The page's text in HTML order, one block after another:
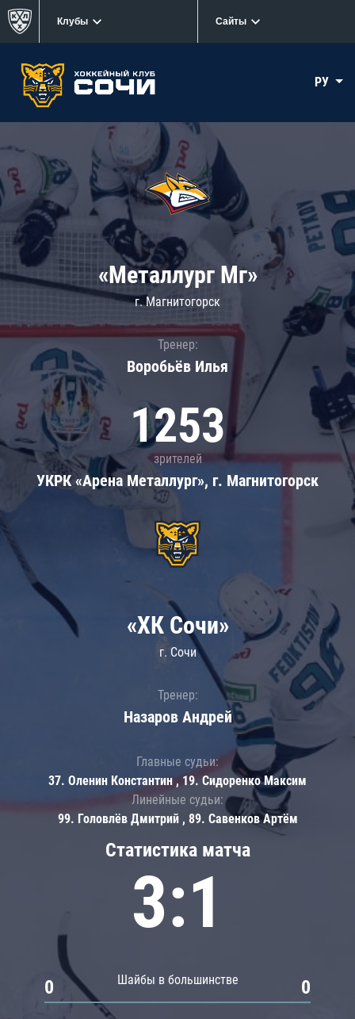
Клубы Сайты
РУ
«Металлург Мг»
г. Магнитогорск
Тренер:
Воробьёв Илья
1253
зрителей
УКРК «Арена Металлург», г. Магнитогорск
Статистика матча
3:1
Шайбы в большинстве
0 0
«ХК Сочи»
г. Сочи
Тренер:
Назаров Андрей
Главные судьи:
37. Оленин Константин , 19. Сидоренко Максим
Линейные судьи:
99. Головлёв Дмитрий , 89. Савенков Артём